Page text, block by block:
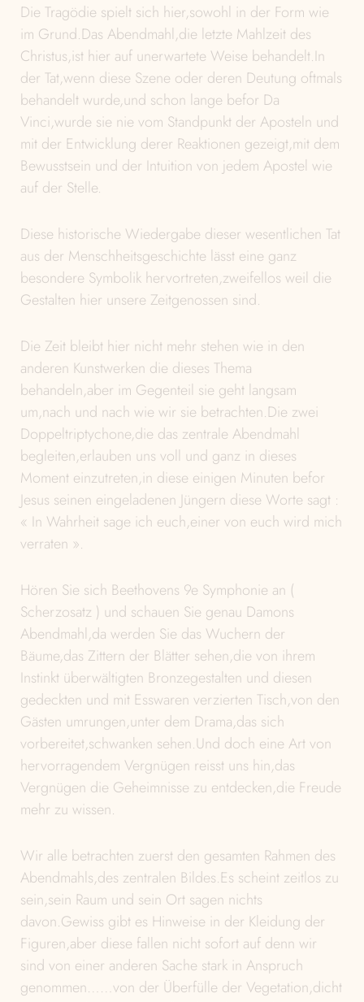
Die Tragödie spielt sich hier,sowohl in der Form wie
im Grund.Das Abendmahl,die letzte Mahlzeit des
Christus,ist hier auf unerwartete Weise behandelt.In
der Tat,wenn diese Szene oder deren Deutung oftmals
behandelt wurde,und schon lange befor Da
Vinci,wurde sie nie vom Standpunkt der Aposteln und
mit der Entwicklung derer Reaktionen gezeigt,mit dem
Bewusstsein und der Intuition von jedem Apostel wie
auf der Stelle.
Diese historische Wiedergabe dieser wesentlichen Tat
aus der Menschheitsgeschichte lässt eine ganz
besondere Symbolik hervortreten,zweifellos weil die
Gestalten hier unsere Zeitgenossen sind.
Die Zeit bleibt hier nicht mehr stehen wie in den
anderen Kunstwerken die dieses Thema
behandeln,aber im Gegenteil sie geht langsam
um,nach und nach wie wir sie betrachten.Die zwei
Doppeltriptychone,die das zentrale Abendmahl
begleiten,erlauben uns voll und ganz in dieses
Moment einzutreten,in diese einigen Minuten befor
Jesus seinen eingeladenen Jüngern diese Worte sagt :
« In Wahrheit sage ich euch,einer von euch wird mich
verraten ».
Hören Sie sich Beethovens 9e Symphonie an (
Scherzosatz ) und schauen Sie genau Damons
Abendmahl,da werden Sie das Wuchern der
Bäume,das Zittern der Blätter sehen,die von ihrem
Instinkt überwältigten Bronzegestalten und diesen
gedeckten und mit Esswaren verzierten Tisch,von den
Gästen umrungen,unter dem Drama,das sich
vorbereitet,schwanken sehen.Und doch eine Art von
hervorragendem Vergnügen reisst uns hin,das
Vergnügen die Geheimnisse zu entdecken,die Freude
mehr zu wissen.
Wir alle betrachten zuerst den gesamten Rahmen des
Abendmahls,des zentralen Bildes.Es scheint zeitlos zu
sein,sein Raum und sein Ort sagen nichts
davon.Gewiss gibt es Hinweise in der Kleidung der
Figuren,aber diese fallen nicht sofort auf denn wir
sind von einer anderen Sache stark in Anspruch
genommen……von der Überfülle der Vegetation,dicht